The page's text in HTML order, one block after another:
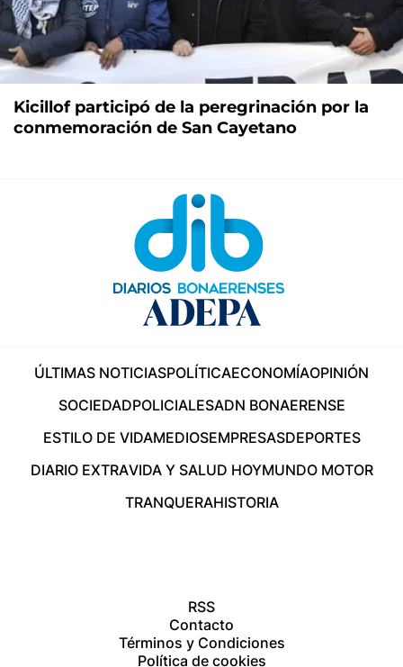
Kicillof participó de la peregrinación por la
conmemoración de San Cayetano
ÚLTIMAS NOTICIASPOLÍTICAECONOMÍAOPINIÓN
SOCIEDADPOLICIALESADN BONAERENSE
ESTILO DE VIDAMEDIOSEMPRESASDEPORTES
DIARIO EXTRAVIDA Y SALUD HOYMUNDO MOTOR
TRANQUERAHISTORIA
RSS
Contacto
Términos y Condiciones
Política de cookies